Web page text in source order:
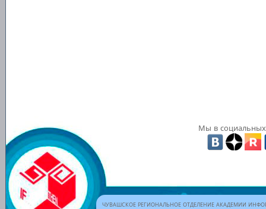
Мы в социальных
ЧУВАШСКОЕ РЕГИОНАЛЬНОЕ ОТДЕЛЕНИЕ АКАДЕМИИ